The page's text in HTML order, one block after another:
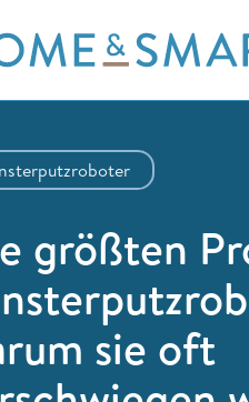
größten
sie oft